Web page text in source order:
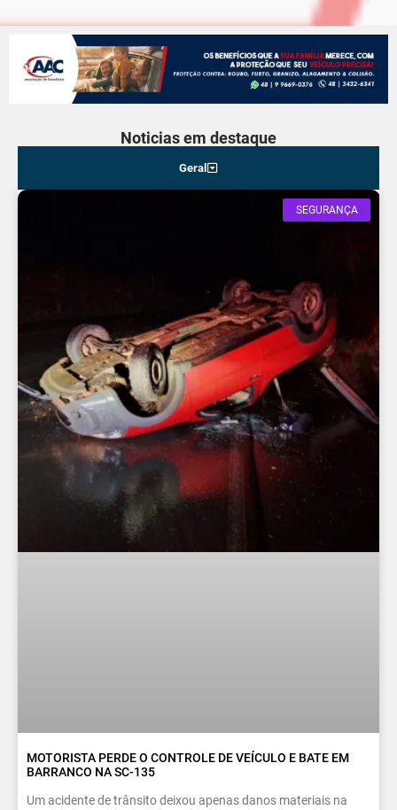
Noticias em destaque
Geral
SEGURANÇA
MOTORISTA PERDE O CONTROLE DE VEÍCULO E BATE EM
BARRANCO NA SC-135
Um acidente de trânsito deixou apenas danos materiais na